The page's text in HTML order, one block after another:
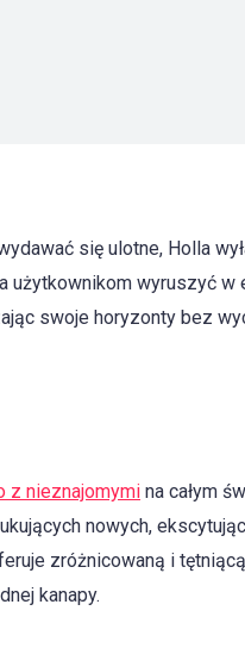
się ulotne, Holla
użytkownikom wyruszyć w
swoje horyzonty bez
z nieznajomymi na całym
nowych,
zróżnicowaną i
kanapy.